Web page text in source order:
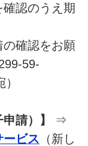
認のうえ期
確認をお願
59-
請）】
⇒
ービス （新し